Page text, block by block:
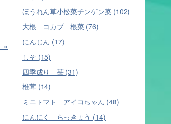
»
ほうれん草小松菜チンゲン菜 (102)
大根 コカブ 根菜 (76)
にんじん (17)
しそ (15)
四季成り 苺 (31)
椎茸 (14)
ミニトマト アイコちゃん (48)
にんにく らっきょう (14)